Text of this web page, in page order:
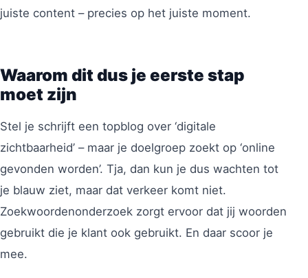
juiste content – precies op het juiste moment.
Waarom dit dus je eerste stap
moet zijn
Stel je schrijft een topblog over ‘digitale
zichtbaarheid’ – maar je doelgroep zoekt op ‘online
gevonden worden’. Tja, dan kun je dus wachten tot
je blauw ziet, maar dat verkeer komt niet.
Zoekwoordenonderzoek zorgt ervoor dat jij woorden
gebruikt die je klant ook gebruikt. En daar scoor je
mee.